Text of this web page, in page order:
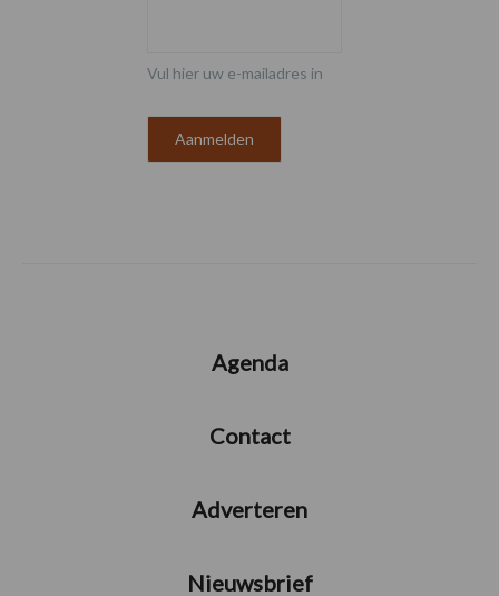
Vul hier uw e-mailadres in
Agenda
Contact
Adverteren
Nieuwsbrief